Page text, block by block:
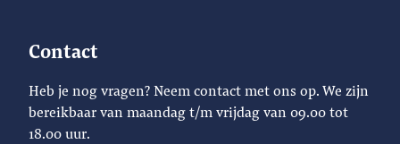
Contact
Heb je nog vragen? Neem contact met ons op. We zijn
bereikbaar van maandag t/m vrijdag van 09.00 tot
18.00 uur.